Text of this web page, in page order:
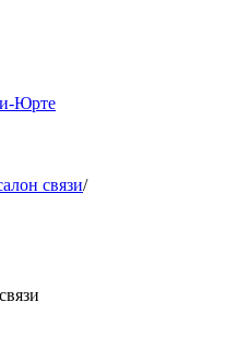
Юрте
связи/